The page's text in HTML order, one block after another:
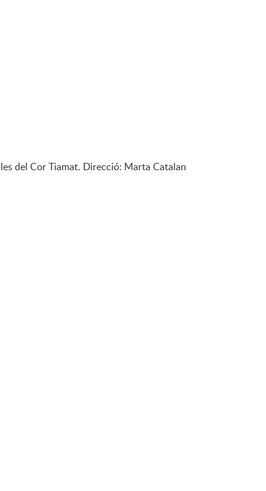
del Cor Tiamat. Direcció: Marta Catalan